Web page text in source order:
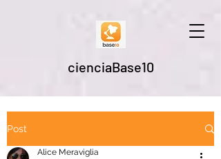
cienciaBase10
Post
Alice Meraviglia